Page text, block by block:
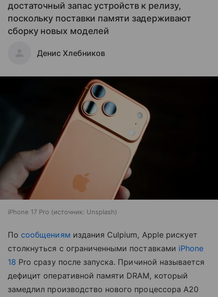
достаточный запас устройств к релизу,
поскольку поставки памяти задерживают
сборку новых моделей
Денис Хлебников
iPhone 17 Pro источник: Unsplash
По сообщениям издания Culpium, Apple рискует
столкнуться с ограниченными поставками iPhone
18 Pro сразу после запуска. Причиной называется
дефицит оперативной памяти DRAM, который
замедлил производство нового процессора A20